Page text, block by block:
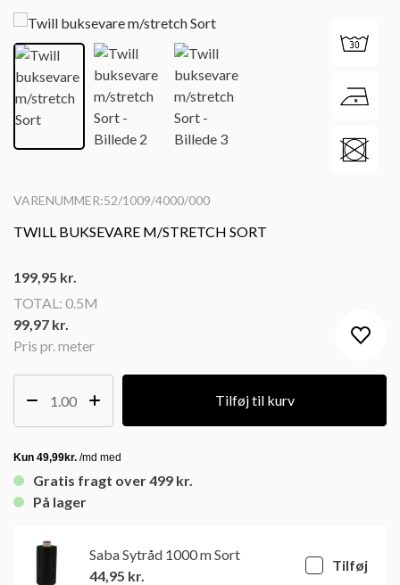
VARENUMMER:52/1009/4000/000
TWILL BUKSEVARE M/STRETCH SORT
Pris pr. meter
199,95 kr.
TOTAL: 0.5M
99,97 kr.
Tilføj til kurv
Gratis fragt over 499 kr.
På lager
Saba Sytråd 1000 m Sort
44,95 kr.
Tilføj